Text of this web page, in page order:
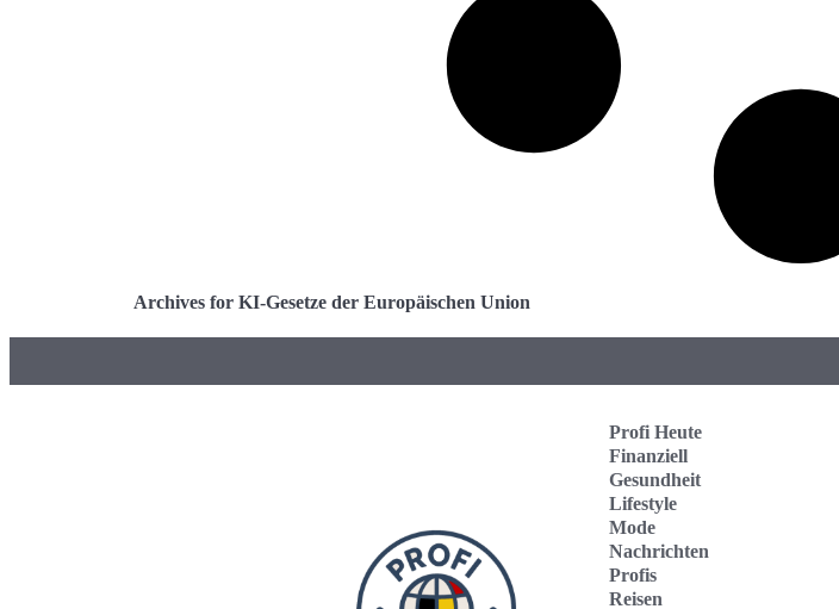
Archives for KI-Gesetze der Europäischen Union
Profi Heute
Finanziell
Gesundheit
Lifestyle
Mode
Nachrichten
Profis
Reisen